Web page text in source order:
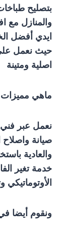
بتصليح
والمنازل
ايدي أفضل
حيث نعمل على
اصلية ومتينة
ماهي مميزات
نعمل عبر
صيانة واصلاح
والعادية
خدمة تغير
الأوتوماتيكي
ونقوم أيضا